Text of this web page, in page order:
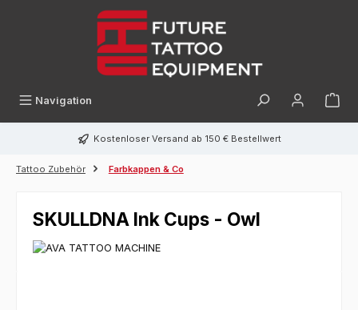
Navigation
Kostenloser Versand ab 150 € Bestellwert
Tattoo Zubehör Farbkappen & Co
SKULLDNA Ink Cups - Owl